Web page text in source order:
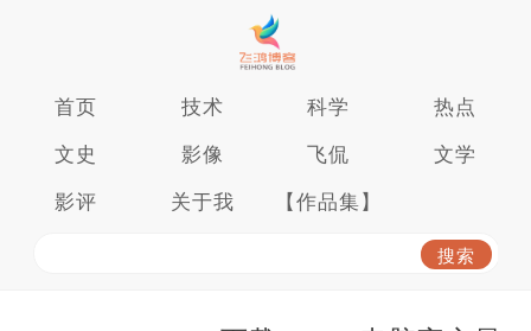
首页 技术 科学 热点
文史 影像 飞侃 文学
影评 关于我 【作品集】